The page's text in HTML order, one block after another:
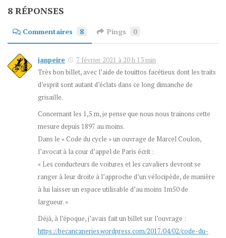
8 RÉPONSES
Commentaires 8 Pings 0
janpeire
7 février 2021 à 20 h 13 min
Très bon billet, avec l’aide de touittos facétieux dont les traits
d’esprit sont autant d’éclats dans ce long dimanche de
grisaille.
Concernant les 1,5 m, je pense que nous nous trainons cette
mesure depuis 1897 au moins.
Dans le « Code du cycle » un ouvrage de Marcel Coulon,
l’avocat à la cour d’appel de Paris écrit :
« Les conducteurs de voitures et les cavaliers devront se
ranger à leur droite à l’approche d’un vélocipède, de manière
à lui laisser un espace utilisable d’au moins 1m50 de
largueur. »
Déjà, à l’époque, j’avais fait un billet sur l’ouvrage :
https://becancaneries.wordpress.com/2017/04/02/code-du-